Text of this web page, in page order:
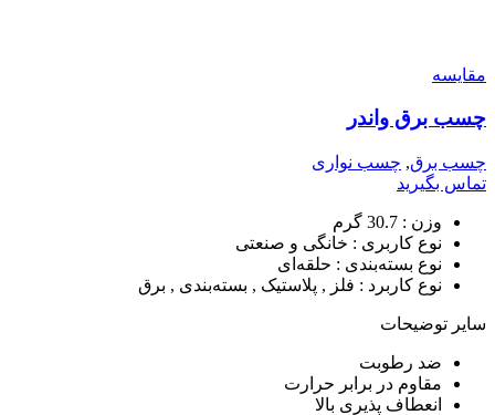
مقایسه
چسب برق واندر
چسب برق, چسب نواری
تماس بگیرید
وزن : 30.7 گرم
نوع کاربری : خانگی و صنعتی
نوع بسته‌بندی : حلقه‌ای
نوع کاربرد : فلز , پلاستیک , بسته‌بندی , برق
سایر توضیحات
ضد رطوبت
مقاوم در برابر حرارت
انعطاف پذیری بالا